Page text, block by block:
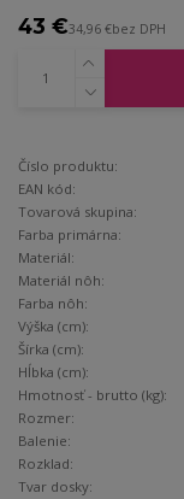
43 €34,96 €bez DPH
Číslo produktu:
EAN kód:
Tovarová skupina:
Farba primárna:
Materiál:
Materiál nôh:
Farba nôh:
Výška (cm):
Šírka (cm):
Hĺbka (cm):
Hmotnosť - brutto (kg):
Rozmer:
Balenie:
Rozklad:
Tvar dosky: